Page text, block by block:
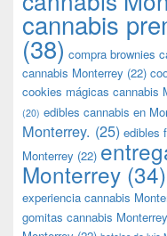
cannabis
(38) compra brownies
cannabis Monterrey (22)
cookies mágicas cannabis
(20) edibles cannabis en
Monterrey. (25) edibles
Monterrey (22)
Monterrey (34)
experiencia cannabis
gomitas cannabis Monterrey